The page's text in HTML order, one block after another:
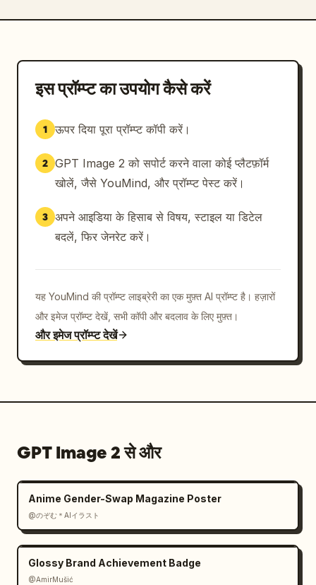
इस प्रॉम्प्ट का उपयोग कैसे करें
1 ऊपर दिया पूरा प्रॉम्प्ट कॉपी करें।
2 GPT Image 2 को सपोर्ट करने वाला कोई प्लैटफ़ॉर्म
खोलें, जैसे YouMind, और प्रॉम्प्ट पेस्ट करें।
3 अपने आइडिया के हिसाब से विषय, स्टाइल या डिटेल
बदलें, फिर जेनरेट करें।
यह YouMind की प्रॉम्प्ट लाइब्रेरी का एक मुफ़्त AI प्रॉम्प्ट है। हज़ारों
और इमेज प्रॉम्प्ट देखें, सभी कॉपी और बदलाव के लिए मुफ़्त।
और इमेज प्रॉम्प्ट देखें
GPT Image 2 से और
Anime Gender-Swap Magazine Poster
@のぞむ＊AIイラスト
Glossy Brand Achievement Badge
@AmirMušić